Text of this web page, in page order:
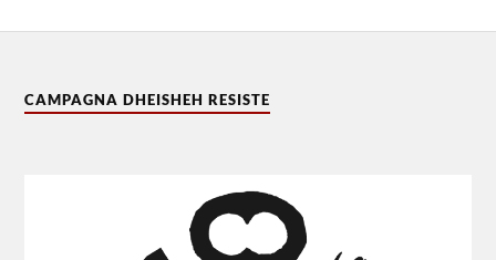
CAMPAGNA DHEISHEH RESISTE